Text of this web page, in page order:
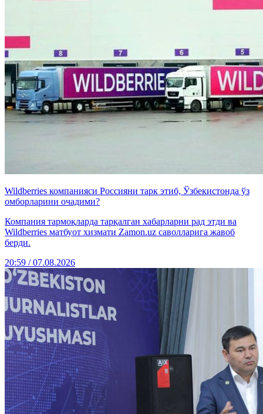
Wildberries компанияси Россияни тарк этиб, Ўзбекистонда ўз
омборларини очадими?
Компания тармоқларда тарқалган хабарларни рад этди ва
Wildberries матбуот хизмати Zamon.uz саволларига жавоб
берди.
20:59 / 07.08.2026